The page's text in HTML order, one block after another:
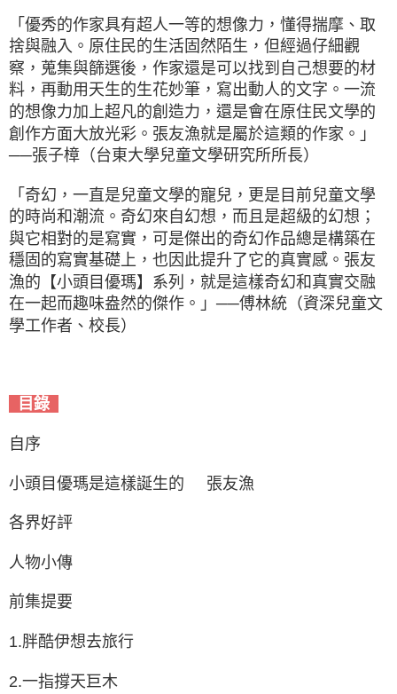
「優秀的作家具有超人一等的想像力，懂得揣摩、取
捨與融入。原住民的生活固然陌生，但經過仔細觀
察，蒐集與篩選後，作家還是可以找到自己想要的材
料，再動用天生的生花妙筆，寫出動人的文字。一流
的想像力加上超凡的創造力，還是會在原住民文學的
創作方面大放光彩。張友漁就是屬於這類的作家。」
──張子樟（台東大學兒童文學研究所所長）
「奇幻，一直是兒童文學的寵兒，更是目前兒童文學
的時尚和潮流。奇幻來自幻想，而且是超級的幻想；
與它相對的是寫實，可是傑出的奇幻作品總是構築在
穩固的寫實基礎上，也因此提升了它的真實感。張友
漁的【小頭目優瑪】系列，就是這樣奇幻和真實交融
在一起而趣味盎然的傑作。」 ──傅林統（資深兒童文
學工作者、校長）
目錄
自序
小頭目優瑪是這樣誕生的 張友漁
各界好評
人物小傳
前集提要
1.胖酷伊想去旅行
2.一指撐天巨木